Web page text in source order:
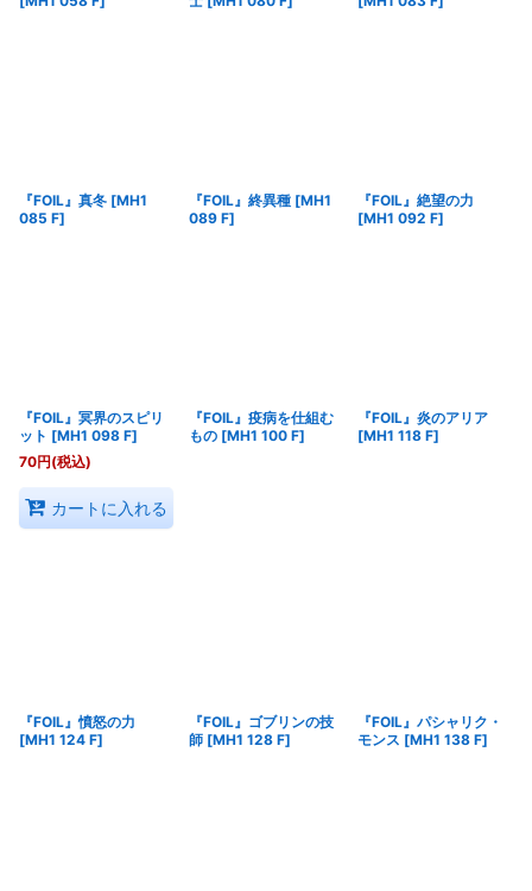
『FOIL』真冬 [MH1
085 F]
『FOIL』終異種 [MH1
089 F]
『FOIL』絶望の力
[MH1 092 F]
『FOIL』冥界のスピリ
ット [MH1 098 F]
70円(税込)
カートに入れる
『FOIL』疫病を仕組む
もの [MH1 100 F]
『FOIL』炎のアリア
[MH1 118 F]
『FOIL』憤怒の力
[MH1 124 F]
『FOIL』ゴブリンの技
師 [MH1 128 F]
『FOIL』パシャリク・
モンス [MH1 138 F]